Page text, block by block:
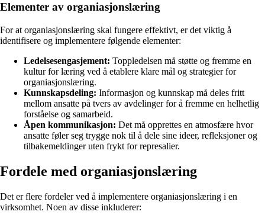
Elementer av organiasjonslæring
For at organiasjonslæring skal fungere effektivt, er det viktig å
identifisere og implementere følgende elementer:
Ledelsesengasjement: Toppledelsen må støtte og fremme en
kultur for læring ved å etablere klare mål og strategier for
organiasjonslæring.
Kunnskapsdeling: Informasjon og kunnskap må deles fritt
mellom ansatte på tvers av avdelinger for å fremme en helhetlig
forståelse og samarbeid.
Åpen kommunikasjon: Det må opprettes en atmosfære hvor
ansatte føler seg trygge nok til å dele sine ideer, refleksjoner og
tilbakemeldinger uten frykt for represalier.
Fordele med organiasjonslæring
Det er flere fordeler ved å implementere organiasjonslæring i en
virksomhet. Noen av disse inkluderer: